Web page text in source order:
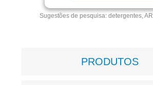
Sugestões de pesquisa:detergentes,
PRODUTOS